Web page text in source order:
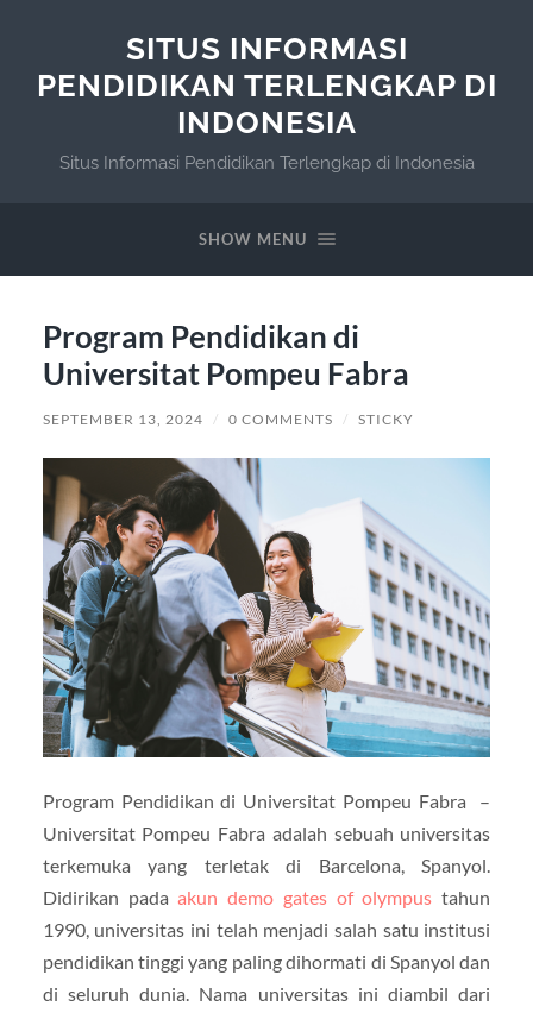
SITUS INFORMASI
PENDIDIKAN TERLENGKAP DI
INDONESIA
Situs Informasi Pendidikan Terlengkap di Indonesia
SHOW MENU
Program Pendidikan di
Universitat Pompeu Fabra
SEPTEMBER 13, 2024 / 0 COMMENTS / STICKY
Program Pendidikan di Universitat Pompeu Fabra –
Universitat Pompeu Fabra adalah sebuah universitas
terkemuka yang terletak di Barcelona, Spanyol.
Didirikan padaakun demo gates of olympus tahun
1990, universitas ini telah menjadi salah satu institusi
pendidikan tinggi yang paling dihormati di Spanyol dan
di seluruh dunia. Nama universitas ini diambil dari